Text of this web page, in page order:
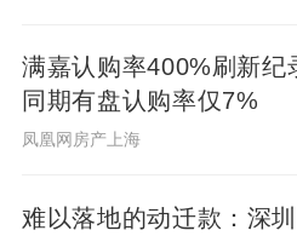
满嘉认购率400%刷新纪
同期有盘认购率仅7%
凤凰网房产上海
难以落地的动迁款：深